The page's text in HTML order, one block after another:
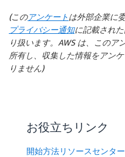
(このアンケートは外部企業に
プライバシー通知に記載され
り扱います。AWS は、このア
所有し、収集した情報をアン
りません)
お役立ちリンク
開始方法リソースセンター